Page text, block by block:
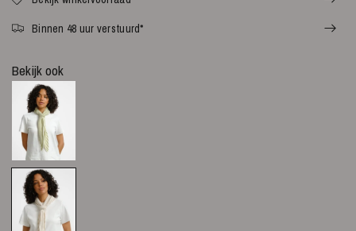
Binnen 48 uur verstuurd*
Bekijk ook